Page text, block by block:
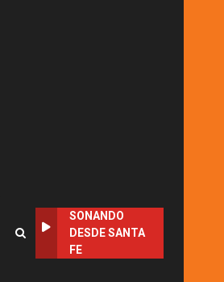
SONANDO
DESDE SANTA
FE